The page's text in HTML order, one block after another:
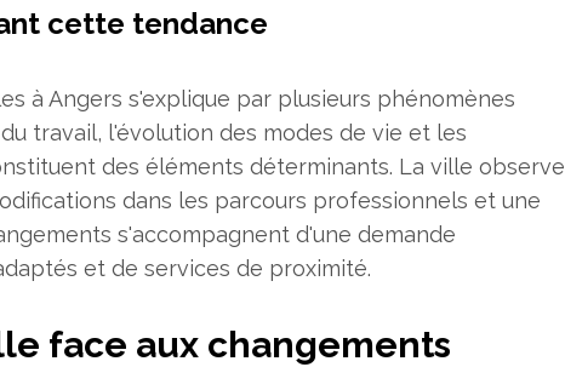
cette tendance
à Angers s'explique par plusieurs phénomènes
travail, l'évolution des modes de vie et les
des éléments déterminants. La ville observe
dans les parcours professionnels et une
s'accompagnent d'une demande
et de services de proximité.
face aux changements